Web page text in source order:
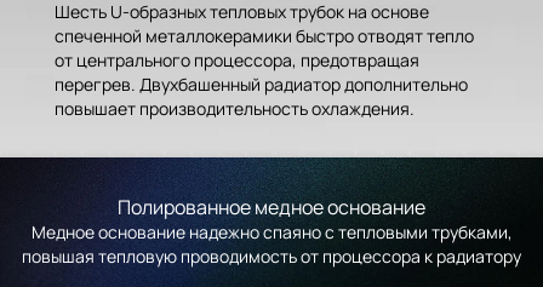
Шесть U-образных тепловых трубок на основе
спеченной металлокерамики быстро отводят тепло
от центрального процессора, предотвращая
перегрев. Двухбашенный радиатор дополнительно
повышает производительность охлаждения.
Полированное медное основание
Медное основание надежно спаяно с тепловыми трубками,
повышая тепловую проводимость от процессора к радиатору